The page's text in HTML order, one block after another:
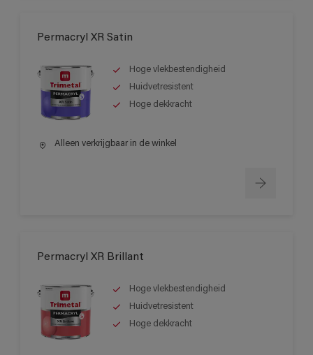
Permacryl XR Satin
Hoge vlekbestendigheid
Huidvetresistent
Hoge dekkracht
Alleen verkrijgbaar in de winkel
Permacryl XR Brillant
Hoge vlekbestendigheid
Huidvetresistent
Hoge dekkracht